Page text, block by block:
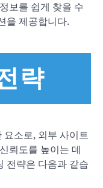
보를 쉽게 찾을 수
을 제공합니다.
략
요소로, 외부 사이트
뢰도를 높이는 데
전략은 다음과 같습